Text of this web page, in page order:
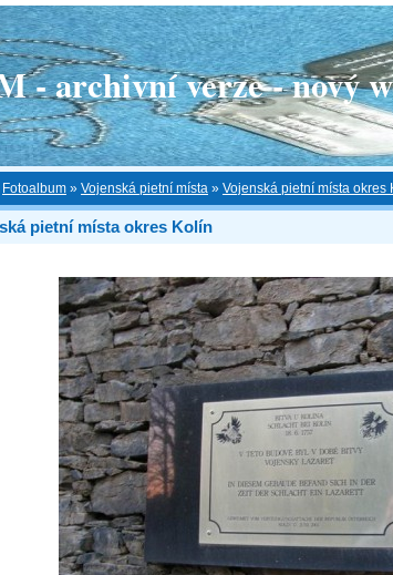
- archivní verze - nový
Fotoalbum » Vojenská pietní místa » Vojenská pietní místa okres
pietní místa okres Kolín